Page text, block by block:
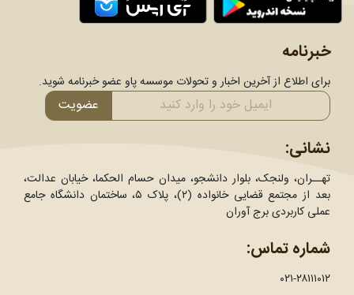
خبرنامه
برای اطلاع از آخرین اخبار و تحولات موسسه پاو عضو خبرنامه شوید.
عضویت
نشانی:
تهــران، ولنجک، بلوار دانشجو، میدان حسام الحکما، خیابان عدالت،
بعد از مجتمع قضایی خانواده (۲)، پلاک ۵، ساختمان دانشگاه جامع
عملی کاربردی برج آوران
شماره تماس:
۰۲۱-۲۸۱۱۱۰۱۲